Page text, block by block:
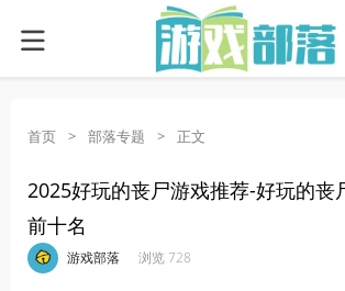
首页 > 部落专题 > 正文
2025好玩的丧尸游戏推荐-好玩的丧
前十名
游戏部落 浏览 728